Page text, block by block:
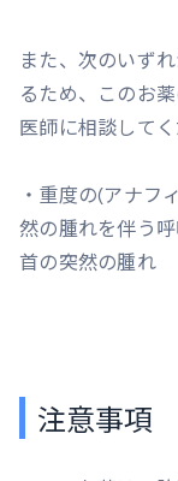
また、次のいず
るため、このお
医師に相談してく
・重度の(アナフ
然の腫れを伴う
首の突然の腫れ
注意事項